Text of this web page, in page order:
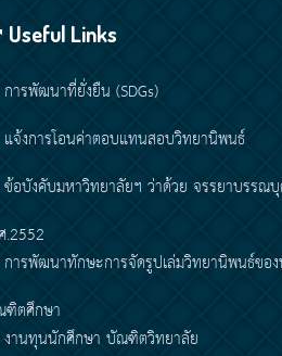
Useful Links
การพัฒนาที่ยั่งยืน (SDGs)
แจ้งการโอนค่าตอบแทนสอบวิทยานิพนธ์
ข้อบังคับมหาวิทยาลัยฯ ว่าด้วย จรรยาบรรณ
.2552
การพัฒนาทักษะการจัดรูปเล่มวิทยานิพนธ์ขอ
ตศึกษา
งานทุนนักศึกษา บัณฑิตวิทยาลัย